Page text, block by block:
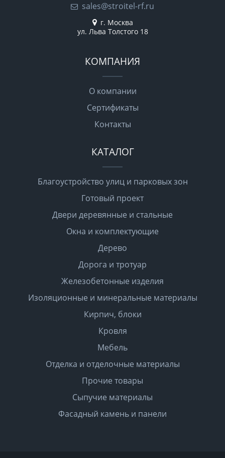
sales@stroitel-rf.ru
г. Москва
ул. Льва Толстого 18
КОМПАНИЯ
О компании
Сертификаты
Контакты
КАТАЛОГ
Благоустройство улиц и парковых зон
Готовый проект
Двери деревянные и стальные
Окна и комплектующие
Дерево
Дорога и тротуар
Железобетонные изделия
Изоляционные и минеральные материалы
Кирпич, блоки
Кровля
Мебель
Отделка и отделочные материалы
Прочие товары
Сыпучие материалы
Фасадный камень и панели